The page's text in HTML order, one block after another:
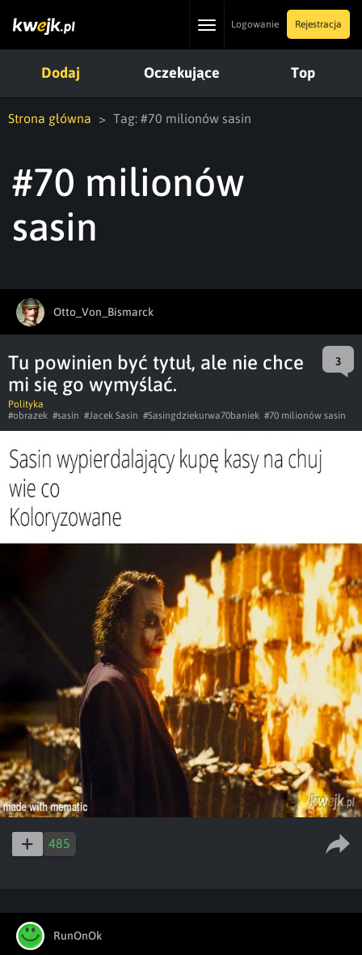
ToggleLogowanie Rejestracja
Dodaj Oczekujące Top
Strona główna Tag: #70 milionów sasin
#70 milionów
sasin
Otto_Von_Bismarck
Tu powinien być tytuł, ale nie chce
mi się go wymyślać.
3
Polityka
#obrazek #sasin #Jacek Sasin #Sasingdziekurwa70baniek #70 milionów sasin
485
RunOnOk